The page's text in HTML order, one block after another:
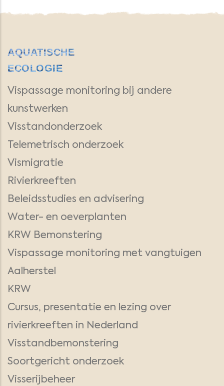
AQUATISCHE
ECOLOGIE
Vispassage monitoring bij andere
kunstwerken
Visstandonderzoek
Telemetrisch onderzoek
Vismigratie
Rivierkreeften
Beleidsstudies en advisering
Water- en oeverplanten
KRW Bemonstering
Vispassage monitoring met vangtuigen
Aalherstel
KRW
Cursus, presentatie en lezing over
rivierkreeften in Nederland
Visstandbemonstering
Soortgericht onderzoek
Visserijbeheer